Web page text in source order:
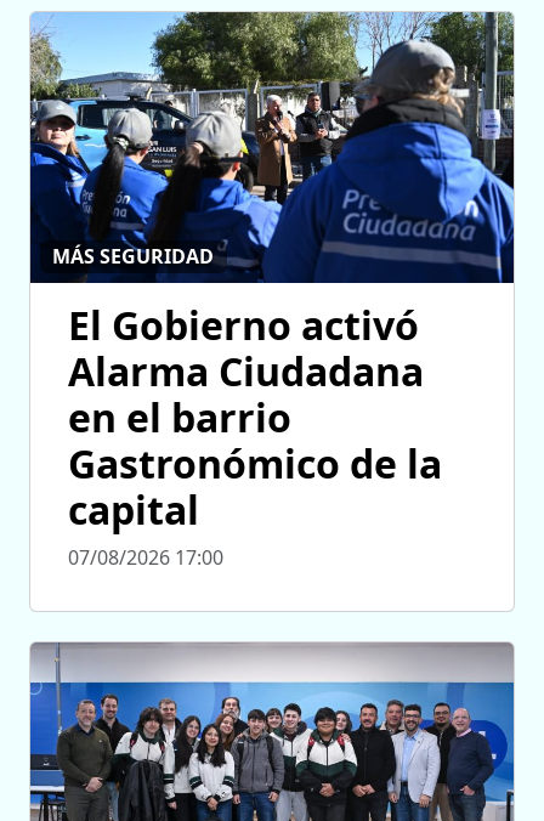
MÁS SEGURIDAD
El Gobierno activó
Alarma Ciudadana
en el barrio
Gastronómico de la
capital
07/08/2026 17:00